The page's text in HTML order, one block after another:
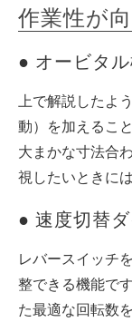
作業性が
● オービタ
上で解説したよ
動）を加えるこ
大まかな寸法合
視したいときに
● 速度切替
レバースイッチ
整できる機能で
た最適な回転数